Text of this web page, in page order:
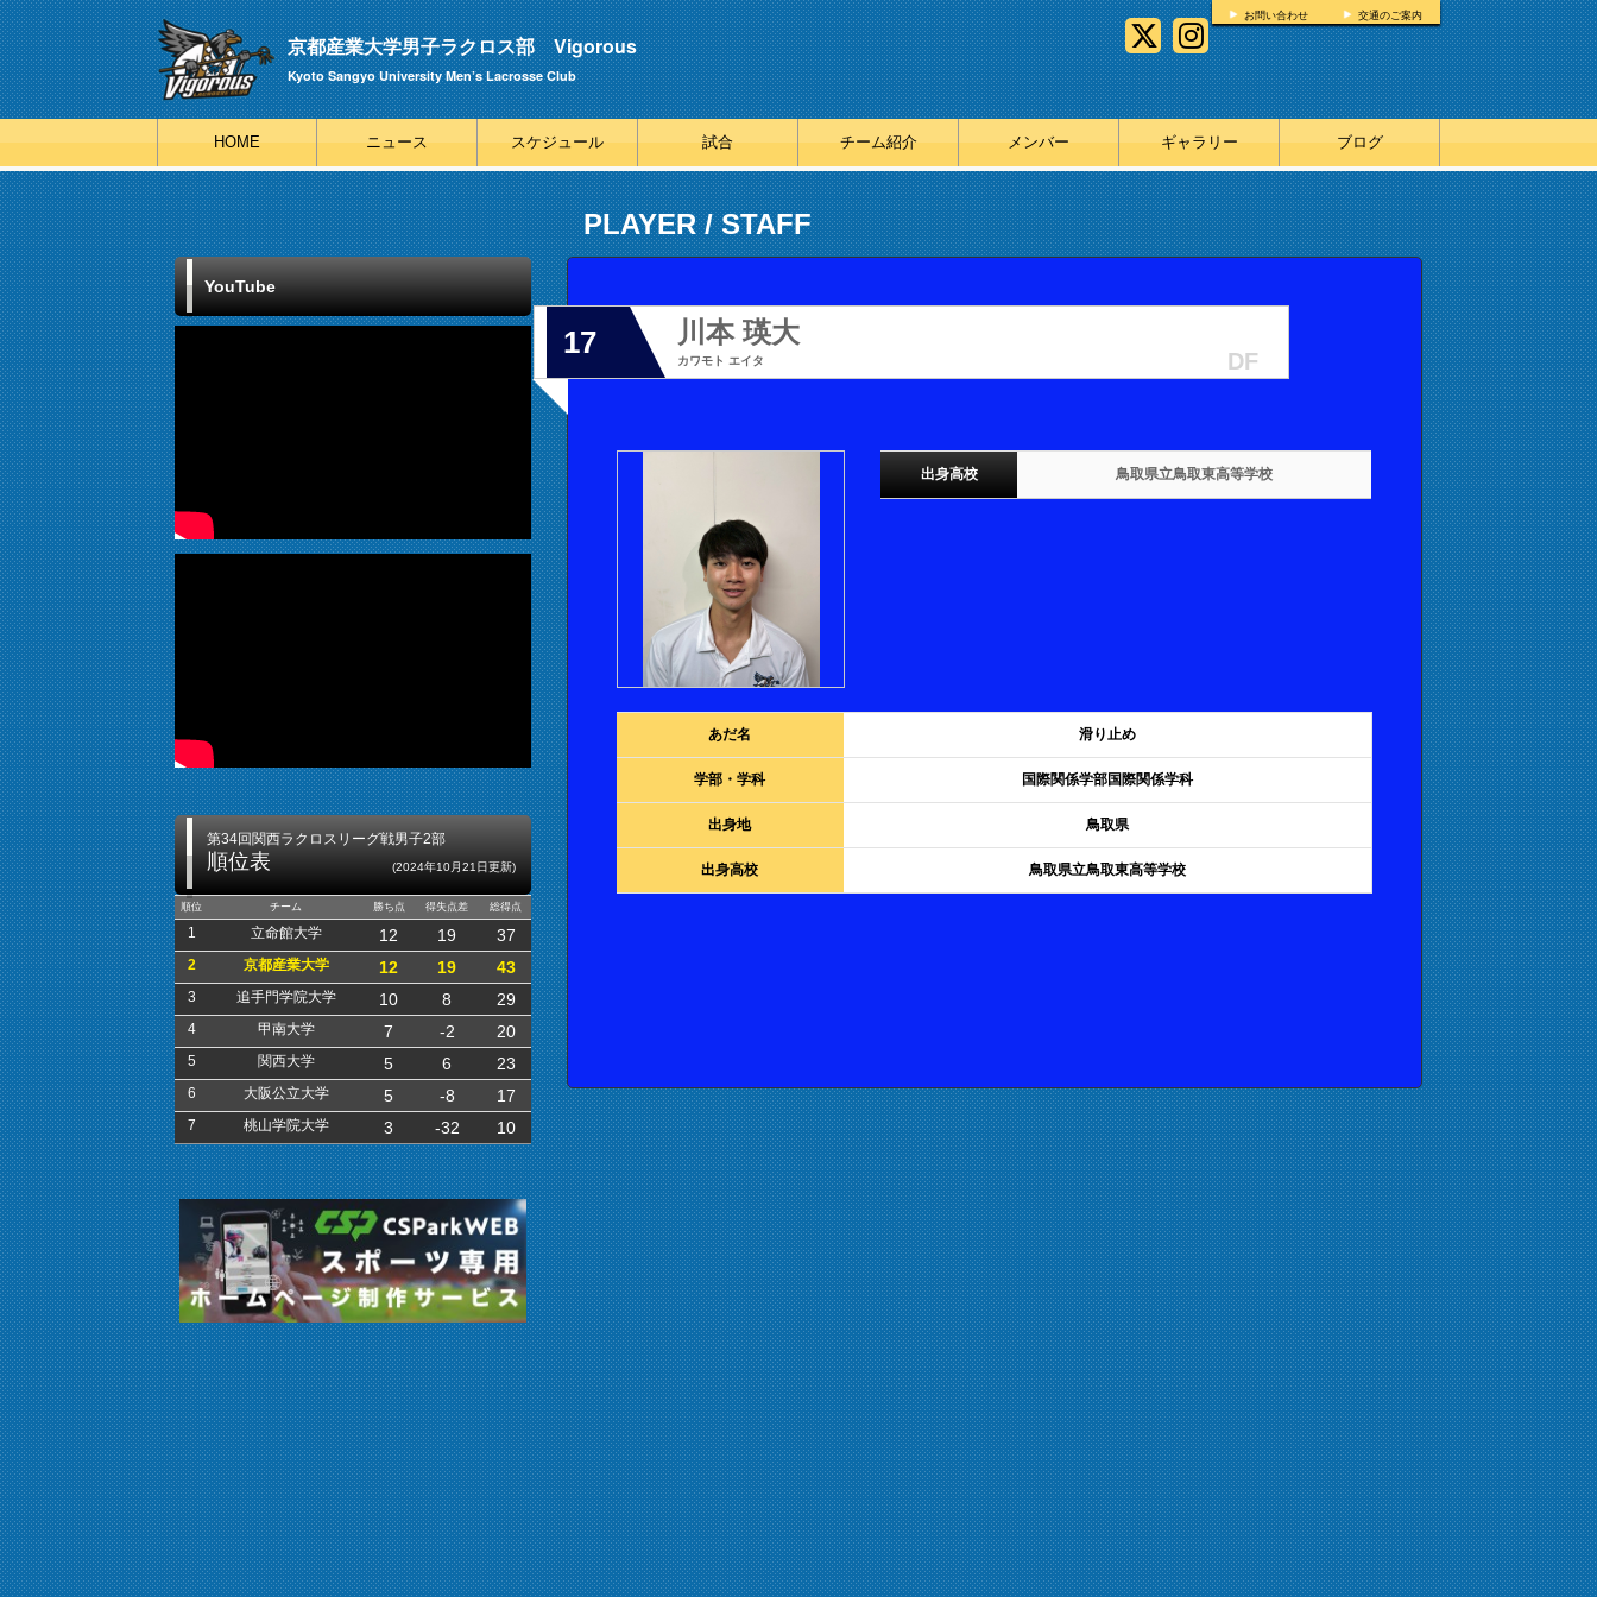
お問い合わせ 交通のご案内
京都産業大学男子ラクロス部 Vigorous
Kyoto Sangyo University Men’s Lacrosse Club
HOME ニュース スケジュール 試合 チーム紹介 メンバー ギャラリー ブログ
YouTube
第34回関西ラクロスリーグ戦男子2部
順位表 (2024年10月21日更新)
順位 チーム 勝ち点 得失点差 総得点
1 立命館大学 12 19 37
2 京都産業大学 12 19 43
3 追手門学院大学 10 8 29
4 甲南大学 7 -2 20
5 関西大学 5 6 23
6 大阪公立大学 5 -8 17
7 桃山学院大学 3 -32 10
PLAYER / STAFF
17 川本 瑛大
カワモト エイタ DF
出身高校 鳥取県立鳥取東高等学校
あだ名 滑り止め
学部・学科 国際関係学部国際関係学科
出身地 鳥取県
出身高校 鳥取県立鳥取東高等学校